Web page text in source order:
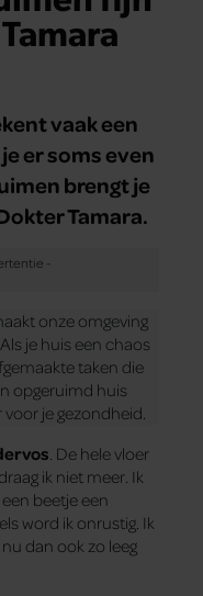
vaak een
er soms even
brengt je
Tamara.
onze omgeving
je huis een chaos
taken die
opgeruimd huis
je gezondheid.
. De hele vloer
ik niet meer. Ik
beetje een
word ik onrustig. Ik
dan ook zo leeg